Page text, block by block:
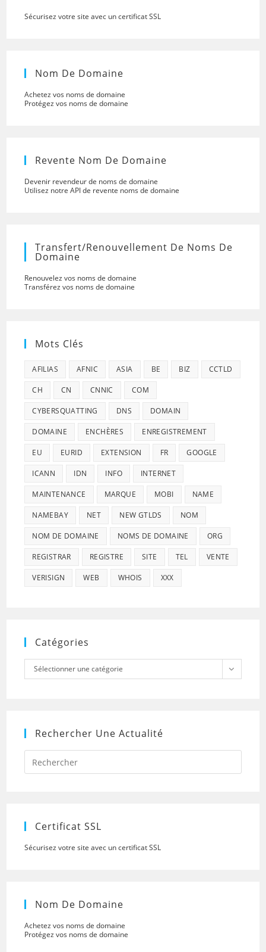
Sécurisez votre site avec un certificat SSL
Nom De Domaine
Achetez vos noms de domaine
Protégez vos noms de domaine
Revente Nom De Domaine
Devenir revendeur de noms de domaine
Utilisez notre API de revente noms de domaine
Transfert/renouvellement De Noms De
Domaine
Renouvelez vos noms de domaine
Transférez vos noms de domaine
Mots Clés
AFILIAS AFNIC ASIA BE BIZ CCTLD
CH CN CNNIC COM
CYBERSQUATTING DNS DOMAIN
DOMAINE ENCHÈRES ENREGISTREMENT
EU EURID EXTENSION FR GOOGLE
ICANN IDN INFO INTERNET
MAINTENANCE MARQUE MOBI NAME
NAMEBAY NET NEW GTLDS NOM
NOM DE DOMAINE NOMS DE DOMAINE ORG
REGISTRAR REGISTRE SITE TEL VENTE
VERISIGN WEB WHOIS XXX
Catégories
Catégories
Sélectionner une catégorie
Rechercher Une Actualité
Press
to
Certificat SSL
Sécurisez votre site avec un certificat SSL
Nom De Domaine
Achetez vos noms de domaine
Protégez vos noms de domaine